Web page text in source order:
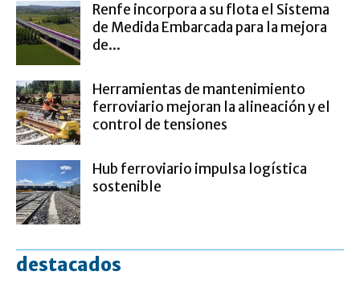
Renfe incorpora a su flota el Sistema
de Medida Embarcada para la mejora
de...
Herramientas de mantenimiento
ferroviario mejoran la alineación y el
control de tensiones
Hub ferroviario impulsa logística
sostenible
destacados